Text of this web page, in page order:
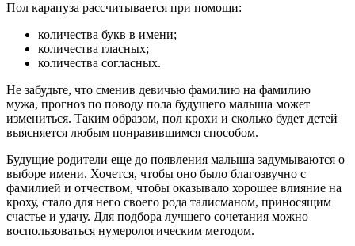
Пол карапуза рассчитывается при помощи:
количества букв в имени;
количества гласных;
количества согласных.
Не забудьте, что сменив девичью фамилию на фамилию
мужа, прогноз по поводу пола будущего малыша может
измениться. Таким образом, пол крохи и сколько будет детей
выясняется любым понравившимся способом.
Будущие родители еще до появления малыша задумываются о
выборе имени. Хочется, чтобы оно было благозвучно с
фамилией и отчеством, чтобы оказывало хорошее влияние на
кроху, стало для него своего рода талисманом, приносящим
счастье и удачу. Для подбора лучшего сочетания можно
воспользоваться нумерологическим методом.